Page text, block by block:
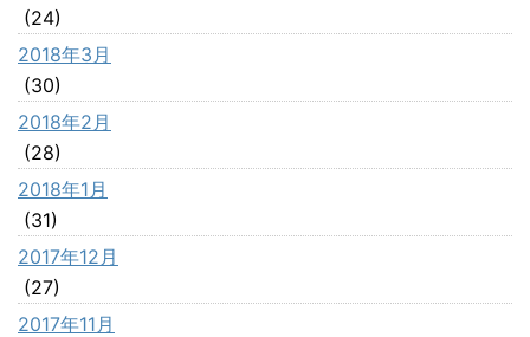
(24)
2018年3月
(30)
2018年2月
(28)
2018年1月
(31)
2017年12月
(27)
2017年11月